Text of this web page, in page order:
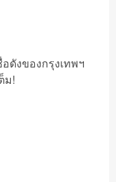
ดังของกรุงเทพฯ
ม!